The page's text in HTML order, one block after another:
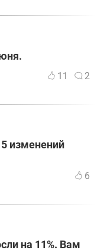
11 2
изменений
6
на 11%. Вам